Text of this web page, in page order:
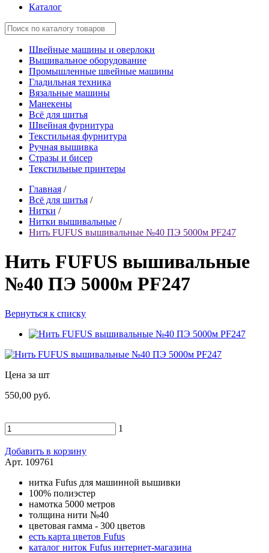
Каталог
Швейные машины и оверлоки
Вышивальное оборудование
Промышленные швейные машины
Гладильная техника
Вязальные машины
Манекены
Всё для шитья
Швейная фурнитура
Текстильная фурнитура
Ручная вышивка
Стразы и бисер
Текстильные принтеры
Главная /
Всё для шитья /
Нитки /
Нитки вышивальные /
Нить FUFUS вышивальные №40 ПЭ 5000м PF247
Нить FUFUS вышивальные
№40 ПЭ 5000м PF247
Вернуться к списку
Цена за шт
550,00 руб.
1
Добавить в корзину
Арт. 109761
нитка Fufus для машинной вышивки
100% полиэстер
намотка 5000 метров
толщина нити №40
цветовая гамма - 300 цветов
есть карта цветов Fufus
каталог ниток Fufus интернет-магазина